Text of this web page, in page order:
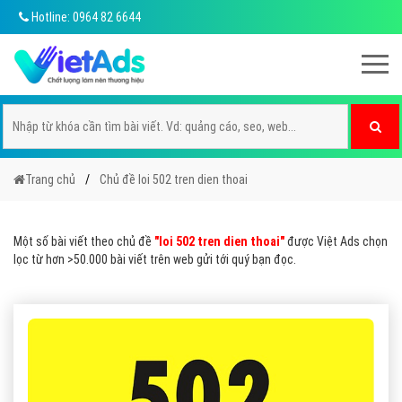
Hotline: 0964 82 6644
Trang chủ Chủ đề loi 502 tren dien thoai
Một số bài viết theo chủ đề "loi 502 tren dien thoai"được Việt Ads chọn
lọc từ hơn >50.000 bài viết trên web gửi tới quý bạn đọc.